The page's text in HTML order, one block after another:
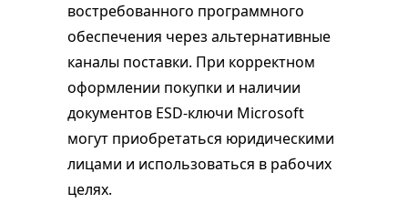
востребованного программного
обеспечения через альтернативные
каналы поставки. При корректном
оформлении покупки и наличии
документов ESD-ключи Microsoft
могут приобретаться юридическими
лицами и использоваться в рабочих
целях.